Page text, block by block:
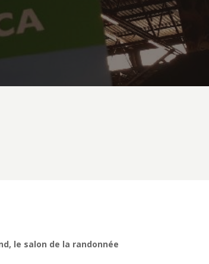
le salon de la randonnée